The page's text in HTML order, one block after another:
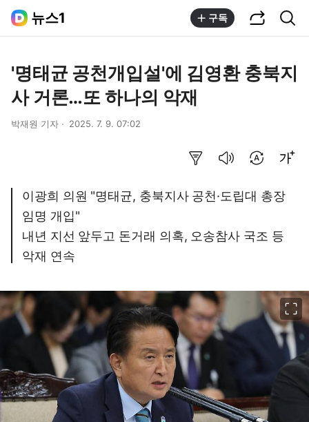
뉴스1 구독
'명태균 공천개입설'에 김영환 충북지
사 거론…또 하나의 악재
박재원 기자 2025. 7. 9. 07:02
이광희 의원 "명태균, 충북지사 공천·도립대 총장
임명 개입"
내년 지선 앞두고 돈거래 의혹, 오송참사 국조 등
악재 연속